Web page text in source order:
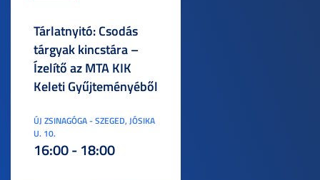
Tárlatnyitó: Csodás
tárgyak kincstára –
Ízelítő az MTA KIK
Keleti Gyűjteményéből
ÚJ ZSINAGÓGA - SZEGED, JÓSIKA
U. 10.
16:00 - 18:00